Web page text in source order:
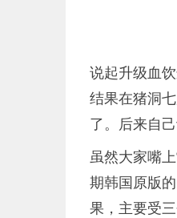
说起升级血
结果在猪洞
了。后来自
虽然大家嘴
期韩国原版
果，主要受